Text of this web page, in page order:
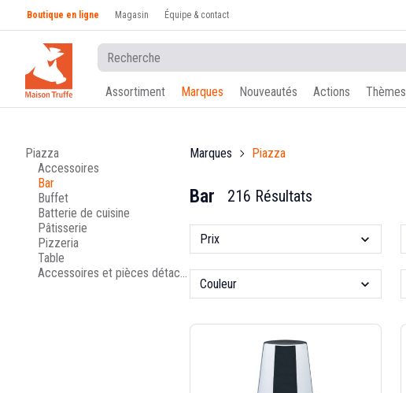
Boutique en ligne Magasin Équipe & contact
Assortiment Marques Nouveautés Actions Thèmes
Piazza
Accessoires
Bar
Buffet
Batterie de cuisine
Pâtisserie
Pizzeria
Table
Accessoires et pièces détachées
Marques Piazza
Bar 216 Résultats
Prix
Couleur